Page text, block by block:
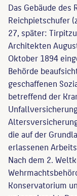
Das Gebäude
Reichpietschufer
27, später:
Architekten
Oktober 1894
Behörde
geschaffenen
betreffend der
die auf der
erlassenen
Nach dem 2.
Konservatorium